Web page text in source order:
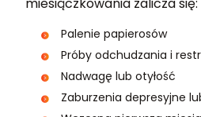
Palenie papierosów
Próby odchudzania i
Nadwagę lub otyłość
Zaburzenia depresyjne